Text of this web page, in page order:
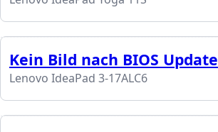
Kein Bild nach BIOS Update
Lenovo IdeaPad 3-17ALC6